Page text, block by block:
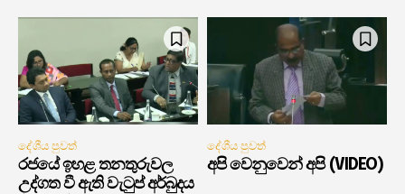
දේශීය පුවත්
රජයේ ඉහළ තනතුරුවල
උද්ගත වී ඇති වැටුප් අර්බුදය
දේශීය පුවත්
අපි වෙනුවෙන් අපි (VIDEO)